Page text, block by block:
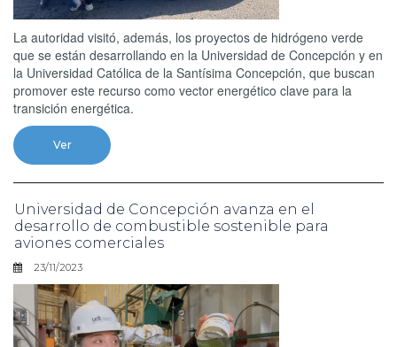
La autoridad visitó, además, los proyectos de hidrógeno verde
que se están desarrollando en la Universidad de Concepción y en
la Universidad Católica de la Santísima Concepción, que buscan
promover este recurso como vector energético clave para la
transición energética.
Ver
Universidad de Concepción avanza en el
desarrollo de combustible sostenible para
aviones comerciales
23/11/2023